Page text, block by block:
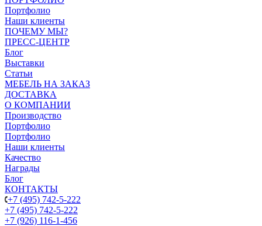
Портфолио
Наши клиенты
ПОЧЕМУ МЫ?
ПРЕСС-ЦЕНТР
Блог
Выставки
Статьи
МЕБЕЛЬ НА ЗАКАЗ
ДОСТАВКА
О КОМПАНИИ
Производство
Портфолио
Портфолио
Наши клиенты
Качество
Награды
Блог
КОНТАКТЫ
+7 (495) 742-5-222
+7 (495) 742-5-222
+7 (926) 116-1-456